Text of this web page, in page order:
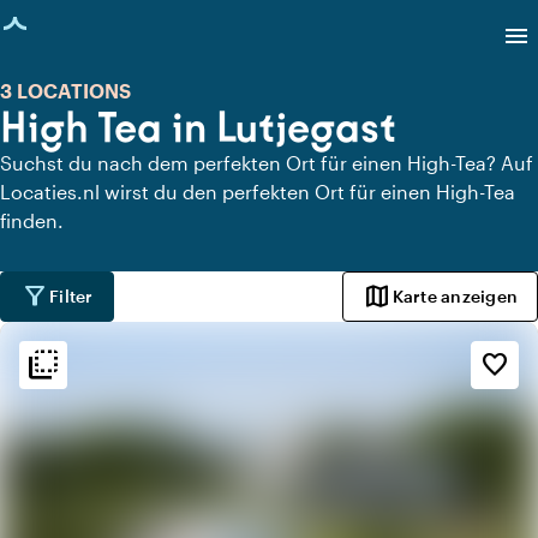
geladen
menu
High Tea in Lutjegast
3 LOCATIONS
Suchst du nach dem perfekten Ort für einen High-Tea? Auf
Locaties.nl wirst du den perfekten Ort für einen High-Tea
finden.
filter_alt Filter map Karte anzeigen
flip_to_back favorite_border
flip_to_back Ambiente und Ästhetik
spa
Botanisch